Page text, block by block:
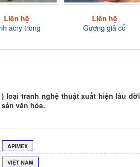
Liên hệ
acry trong
Liên hệ
Gương giả cổ
loại tranh nghệ thuật xuất hiện lâu đời
văn hóa.
APIMEX
VIỆT NAM